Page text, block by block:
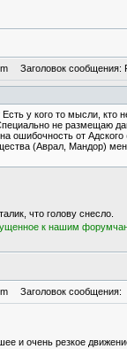
Заголовок сообщения:
у кого то мысли,
не размещаю
ошибочность от
(Аврал, Мандор)
что голову снесло.
к нашим
Заголовок сообщения:
и очень резкое